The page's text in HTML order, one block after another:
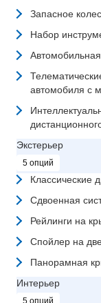
Запасное
Набор
автомобиля с
Экстерьер
5 опций
Классические
Сдвоенная
Рейлинги на
Спойлер на
Панорамная
Интерьер